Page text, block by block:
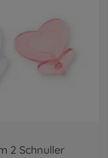
Feiertage
39,99 €
2 Schnuller